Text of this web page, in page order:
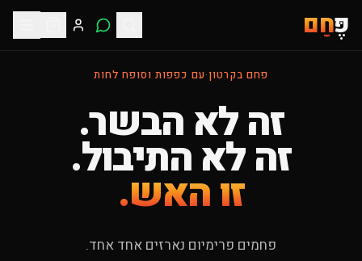
פֶּחָם
פחם בקרטון·עם כפפות וסופח לחות
זה לא הבשר.
זה לא התיבול.
זו האש.
פחמים פרימיום נארזים אחד אחד.